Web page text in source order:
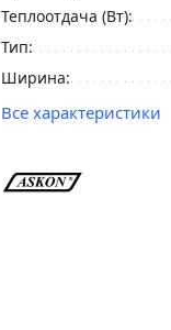
Теплоотдача (Вт):
Тип:
Ширина:
Все характеристики